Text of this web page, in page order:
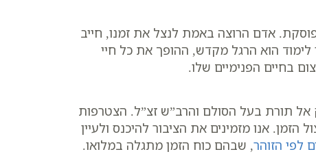
אדם הרוצה באמת לנצל את זמנו, חייב
הוא הרגל מקדש, ההופך את כל חיי
בחיים הפנימיים שלו.
אל תורת בעל הסולם והרב”ש זצ”ל. הצטרפות
השם דרך ניצול הזמן. אנו מזמינים את הציבור להיכנס ולעיין
לפי הזוהר, שבהם כוח הזמן מתגלה במלואו.